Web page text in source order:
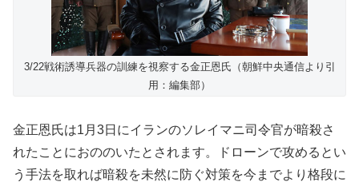
3/22戦術誘導兵器の訓練を視察する金正恩氏（朝鮮中央通信より引
用：編集部）
金正恩氏は1月3日にイランのソレイマニ司令官が暗殺さ
れたことにおののいたとされます。ドローンで攻めるとい
う手法を取れば暗殺を未然に防ぐ対策を今までより格段に